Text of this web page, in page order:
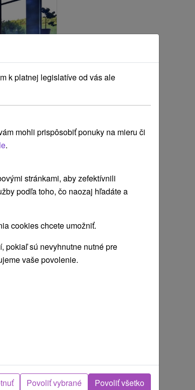
/noc/osoba
Lomnica
ktorí
s 1000
svetom
k platnej legislatíve od vás ale
mohli prispôsobiť ponuky na mieru či
.
stránkami, aby zefektívnili
podľa toho, čo naozaj hľadáte a
cookies chcete umožniť.
pokiaľ sú nevyhnutne nutné pre
vaše povolenie.
Povoliť vybrané Povoliť všetko